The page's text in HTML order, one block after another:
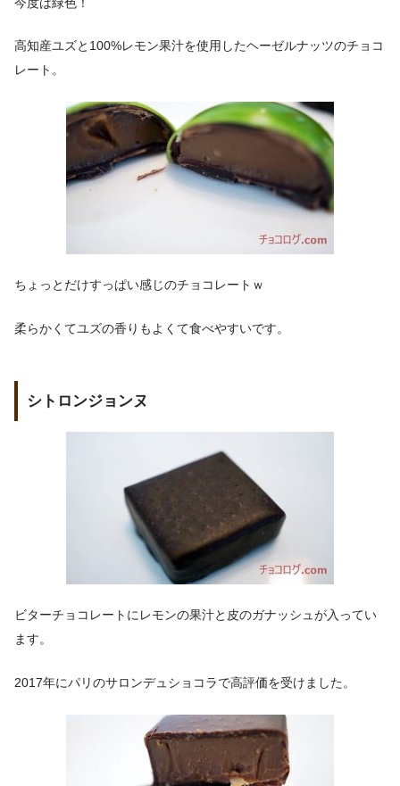
高知産ユズと100%レモン果汁を使用したヘーゼルナッツのチョコ
レート。
ちょっとだけすっぱい感じのチョコレートｗ
柔らかくてユズの香りもよくて食べやすいです。
シトロンジョンヌ
ビターチョコレートにレモンの果汁と皮のガナッシュが入ってい
ます。
2017年にパリのサロンデュショコラで高評価を受けました。